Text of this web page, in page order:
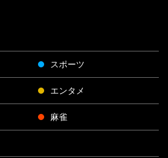
スポーツ
エンタメ
麻雀